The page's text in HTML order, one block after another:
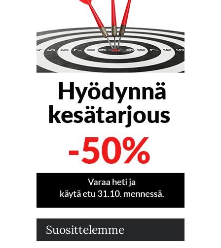
Suosittelemme